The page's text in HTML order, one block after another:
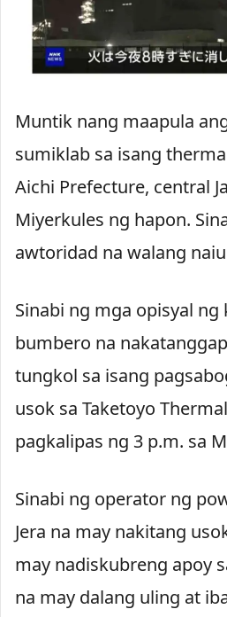
Muntik nang maapula
sumiklab sa isang
Aichi Prefecture, central
Miyerkules ng hapon.
awtoridad na walang
Sinabi ng mga opisyal ng
bumbero na
tungkol sa isang
usok sa Taketoyo
pagkalipas ng 3 p.m. sa
Sinabi ng operator ng
Jera na may nakitang
may nadiskubreng apoy
na may dalang uling at